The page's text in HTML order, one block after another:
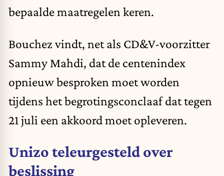
bepaalde maatregelen keren.
Bouchez vindt, net als CD&V-voorzitter
Sammy Mahdi, dat de centenindex
opnieuw besproken moet worden
tijdens het begrotingsconclaaf dat tegen
21 juli een akkoord moet opleveren.
Unizo teleurgesteld over
beslissing